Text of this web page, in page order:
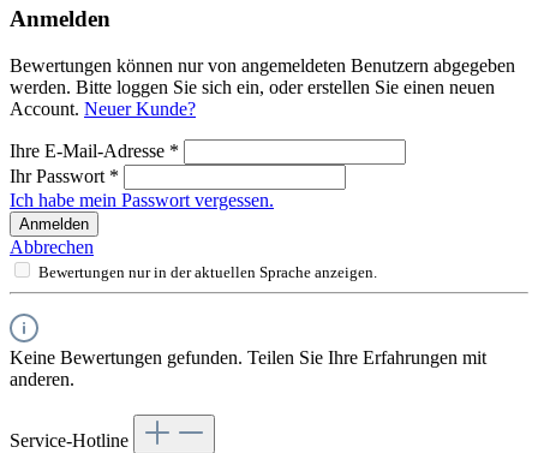
Anmelden
Bewertungen können nur von angemeldeten Benutzern abgegeben
werden. Bitte loggen Sie sich ein, oder erstellen Sie einen neuen
Account. Neuer Kunde?
Ihre E-Mail-Adresse *
Ihr Passwort *
Ich habe mein Passwort vergessen.
Anmelden
Abbrechen
Bewertungen nur in der aktuellen Sprache anzeigen.
Keine Bewertungen gefunden. Teilen Sie Ihre Erfahrungen mit
anderen.
Service-Hotline